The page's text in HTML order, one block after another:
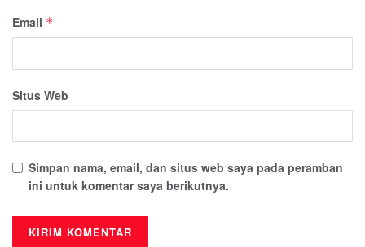
Email *
Situs Web
Simpan nama, email, dan situs web saya pada peramban
ini untuk komentar saya berikutnya.